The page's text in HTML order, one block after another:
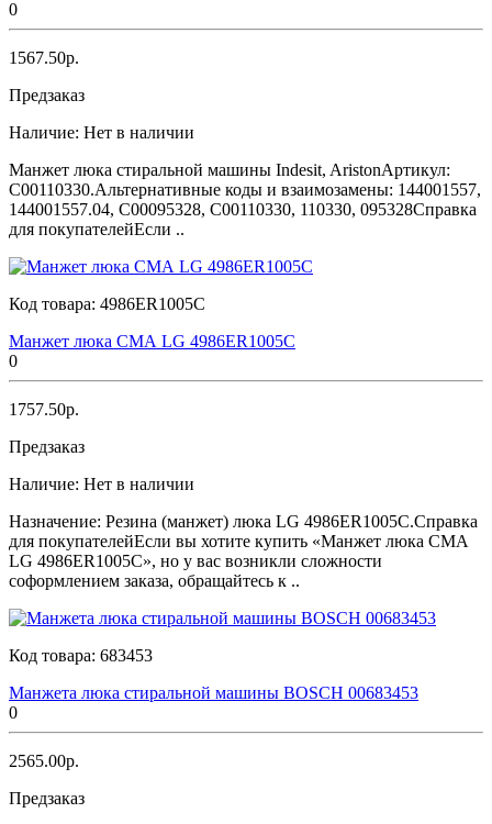
0
1567.50р.
Предзаказ
Наличие: Нет в наличии
Манжет люка стиральной машины Indesit, AristonАртикул:
C00110330.Альтернативные коды и взаимозамены: 144001557,
144001557.04, C00095328, C00110330, 110330, 095328Справка
для покупателейЕсли ..
Код товара: 4986ER1005C
Манжет люка СМА LG 4986ER1005C
0
1757.50р.
Предзаказ
Наличие: Нет в наличии
Назначение: Резина (манжет) люка LG 4986ER1005C.Справка
для покупателейЕсли вы хотите купить «Манжет люка СМА
LG 4986ER1005C», но у вас возникли сложности
соформлением заказа, обращайтесь к ..
Код товара: 683453
Манжета люка стиральной машины BOSCH 00683453
0
2565.00р.
Предзаказ